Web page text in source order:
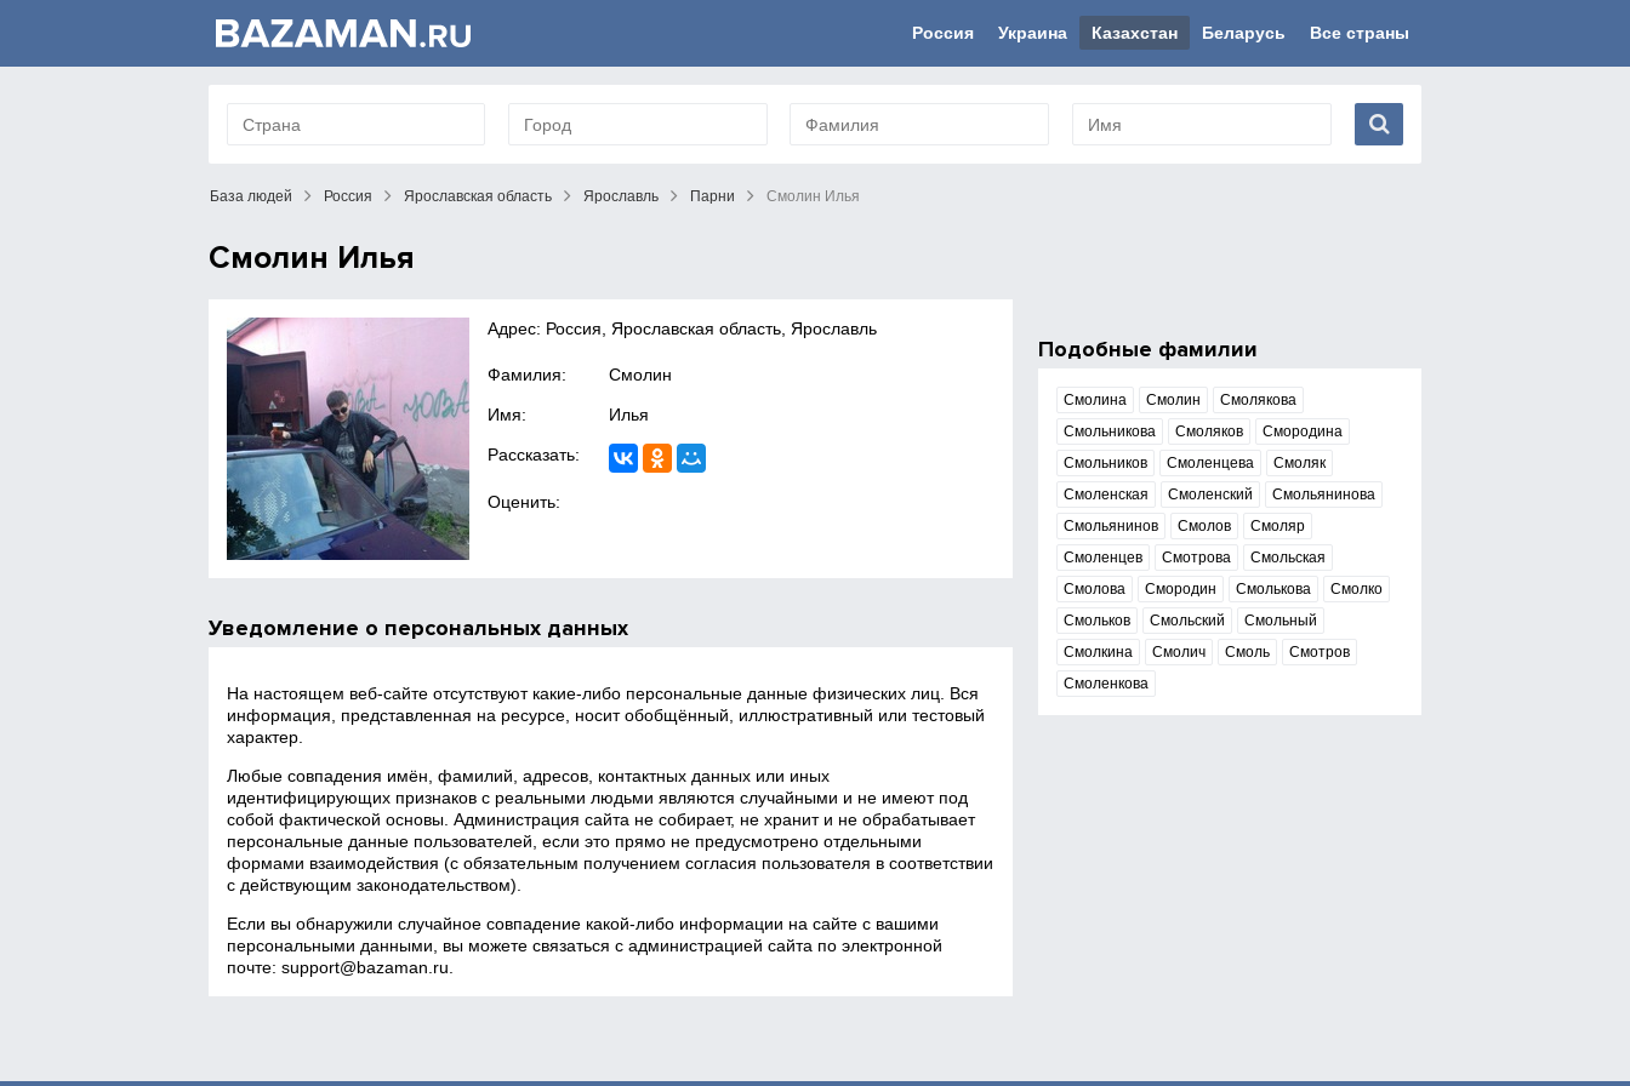
Россия Украина Казахстан Беларусь Все страны
База людей Россия Ярославская область Ярославль Парни Смолин Илья
Смолин Илья
Адрес: Россия, Ярославская область, Ярославль
Фамилия: Смолин
Имя: Илья
Рассказать:
Оценить:
Уведомление о персональных данных
На настоящем веб‑сайте отсутствуют какие‑либо персональные данные физических лиц. Вся
информация, представленная на ресурсе, носит обобщённый, иллюстративный или тестовый
характер.
Любые совпадения имён, фамилий, адресов, контактных данных или иных
идентифицирующих признаков с реальными людьми являются случайными и не имеют под
собой фактической основы. Администрация сайта не собирает, не хранит и не обрабатывает
персональные данные пользователей, если это прямо не предусмотрено отдельными
формами взаимодействия (с обязательным получением согласия пользователя в соответствии
с действующим законодательством).
Если вы обнаружили случайное совпадение какой‑либо информации на сайте с вашими
персональными данными, вы можете связаться с администрацией сайта по электронной
почте:support@bazaman.ru
Подобные фамилии
Смолина Смолин
Смолякова
Смольникова
Смоляков
Смородина
Смольников
Смоленцева
Смоляк
Смоленская
Смоленский
Смольянинова
Смольянинов
Смолов
Смоляр
Смоленцев
Смотрова
Смольская
Смолова
Смородин Смолькова
Смолко
Смольков
Смольский
Смольный
Смолкина
Смолич Смоль
Смотров
Смоленкова